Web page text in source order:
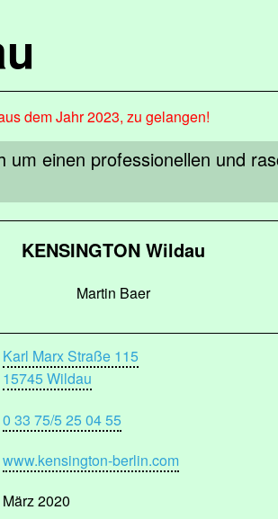
dem Jahr 2023, zu gelangen!
einen professionellen und
KENSINGTON Wildau
Martin Baer
Karl Marx Straße 115
15745 Wildau
0 33 75/5 25 04 55
www.kensington-berlin.com
März 2020